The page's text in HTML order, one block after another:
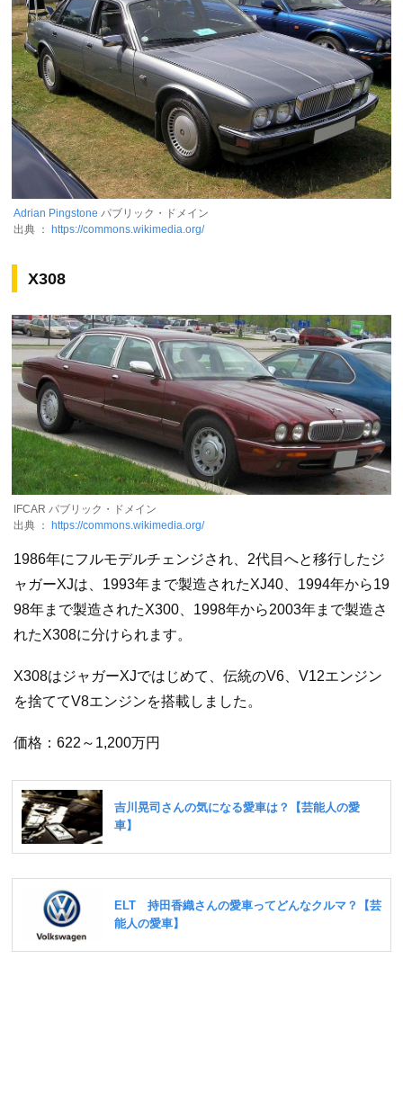
Adrian Pingstone パブリック・ドメイン
出典 ： https://commons.wikimedia.org/
X308
IFCAR パブリック・ドメイン
出典 ：
https://commons.wikimedia.org/
1986年にフルモデルチェンジされ、2代目へと移行したジ
ャガーXJは、1993年まで製造されたXJ40、1994年から19
98年まで製造されたX300、1998年から2003年まで製造さ
れたX308に分けられます。
X308はジャガーXJではじめて、伝統のV6、V12エンジン
を捨ててV8エンジンを搭載しました。
価格：622～1,200万円